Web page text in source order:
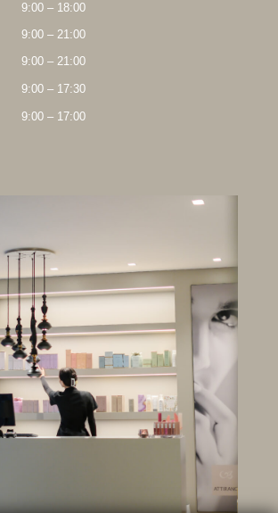
9:00 – 18:00
9:00 – 21:00
9:00 – 21:00
9:00 – 17:30
9:00 – 17:00